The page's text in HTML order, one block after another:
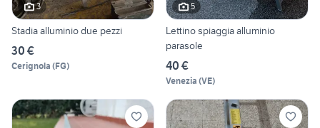
3
Stadia alluminio due pezzi
30 €
Cerignola (FG)
5
Lettino spiaggia alluminio
parasole
40 €
Venezia (VE)